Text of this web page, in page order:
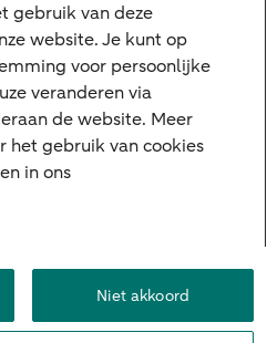
Cookie-instellingen
gebruik van deze
website. Je kunt op
voor persoonlijke
veranderen via
de website. Meer
het gebruik van cookies
in ons
Niet akkoord